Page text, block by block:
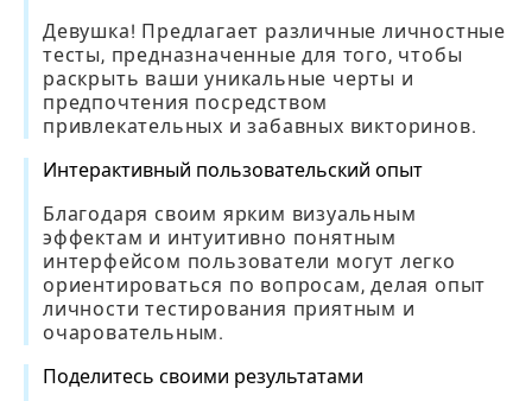
Девушка! Предлагает различные личностные
тесты, предназначенные для того, чтобы
раскрыть ваши уникальные черты и
предпочтения посредством
привлекательных и забавных викторинов.
Интерактивный пользовательский опыт
Благодаря своим ярким визуальным
эффектам и интуитивно понятным
интерфейсом пользователи могут легко
ориентироваться по вопросам, делая опыт
личности тестирования приятным и
очаровательным.
Поделитесь своими результатами